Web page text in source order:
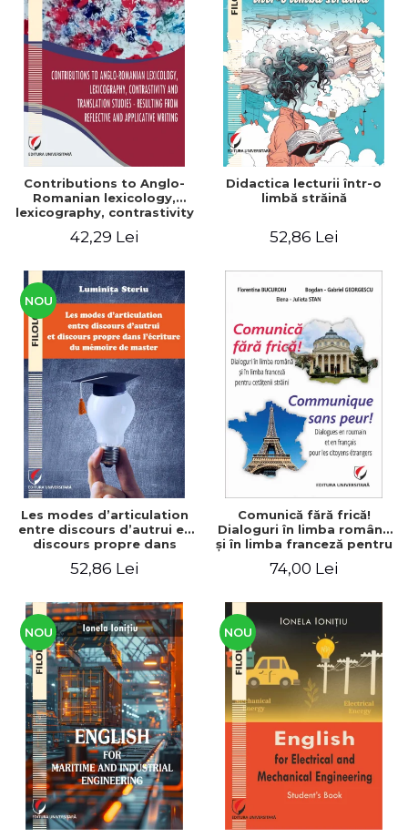
Contributions to Anglo-
Romanian lexicology,
lexicography, contrastivity
Resulting from reflective
42,29 Lei
Didactica lecturii într-o
limbă străină
52,86 Lei
NOU
Les modes d’articulation
entre discours d’autrui et
discours propre dans
master
52,86 Lei
Comunică fără frică!
Dialoguri în limba română
şi în limba franceză pentru
străini/Communique sans
roumain et en français
pour les citoyens
étrangers
74,00 Lei
NOU NOU